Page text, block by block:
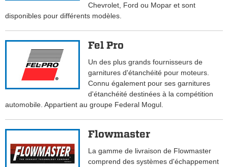
Chevrolet, Ford ou Mopar et sont
disponibles pour différents modèles.
Fel Pro
Un des plus grands fournisseurs de
garnitures d'étanchéité pour moteurs.
Connu également pour ses garnitures
d'étanchéité destinées à la compétition
automobile. Appartient au groupe Federal Mogul.
Flowmaster
La gamme de livraison de Flowmaster
comprend des systèmes d'échappement